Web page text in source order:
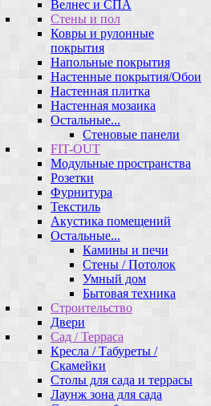
Велнес и СПА
Стены и пол
Ковры и рулонные
покрытия
Напольные покрытия
Настенные покрытия/Обои
Настенная плитка
Настенная мозаика
Остальные...
Стеновые панели
FIT-OUT
Модульные пространства
Розетки
Фурнитура
Текстиль
Акустика помещений
Остальные...
Камины и печи
Стены / Потолок
Умный дом
Бытовая техника
Строительство
Двери
Сад / Терраса
Кресла / Табуреты /
Скамейки
Столы для сада и террасы
Лаунж зона для сада